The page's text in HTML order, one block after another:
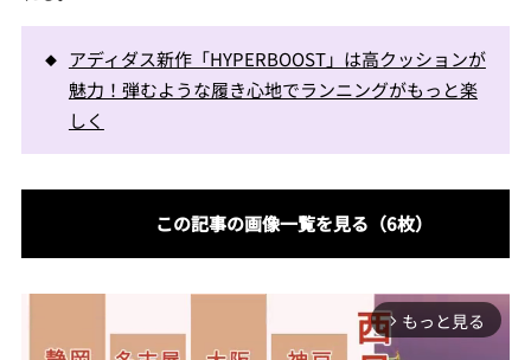
アディダス新作「HYPERBOOST」は高クッションが
魅力！弾むような履き心地でランニングがもっと楽
しく
この記事の画像一覧を見る（6枚）
arrow_forward_ios もっと見る